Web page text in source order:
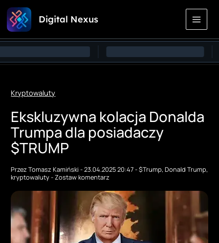
Przejdź
do
treści
Digital Nexus
Kryptowaluty
Ekskluzywna kolacja Donalda
Trumpa dla posiadaczy
$TRUMP
PrzezTomasz Kamiński-23.04.2025 20:47-$Trump,Donald Trump,
kryptowaluty-Zostaw komentarz